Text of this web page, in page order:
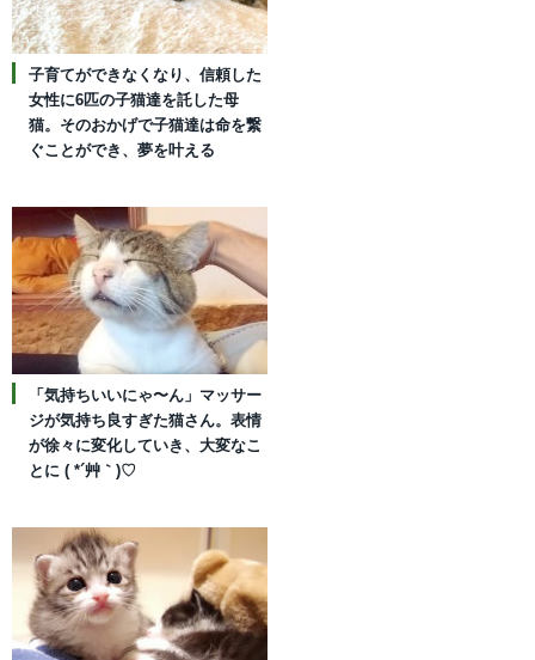
子育てができなくなり、信頼した
女性に6匹の子猫達を託した母
猫。そのおかげで子猫達は命を繋
ぐことができ、夢を叶える
「気持ちいいにゃ〜ん」マッサー
ジが気持ち良すぎた猫さん。表情
が徐々に変化していき、大変なこ
とに ( *´艸｀)♡